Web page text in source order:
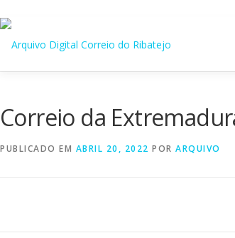
Saltar
para
Correio da
PUBLICADO EM ABRIL 20, 2022 POR ARQUIVO